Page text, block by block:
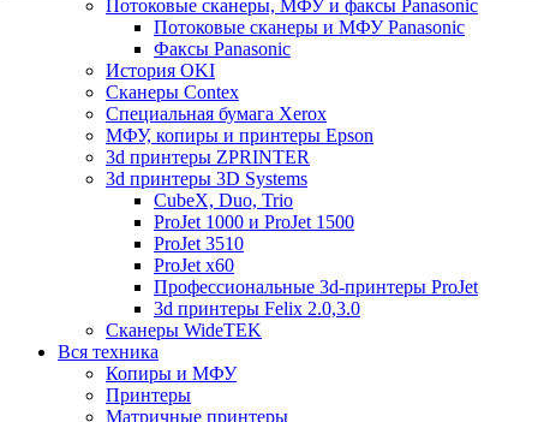
Потоковые сканеры, МФУ и факсы Panasonic
Потоковые сканеры и МФУ Panasonic
Факсы Panasonic
История OKI
Сканеры Contex
Специальная бумага Xerox
МФУ, копиры и принтеры Epson
3d принтеры ZPRINTER
3d принтеры 3D Systems
CubeX, Duo, Trio
ProJet 1000 и ProJet 1500
ProJet 3510
ProJet x60
Профессиональные 3d-принтеры ProJet
3d принтеры Felix 2.0,3.0
Сканеры WideTEK
Вся техника
Копиры и МФУ
Принтеры
Матричные принтеры